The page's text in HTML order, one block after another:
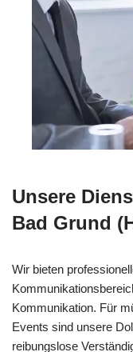
Unsere
Bad Grund
Wir bieten
Kommunikation. Für
Events sind unsere
reibungslose